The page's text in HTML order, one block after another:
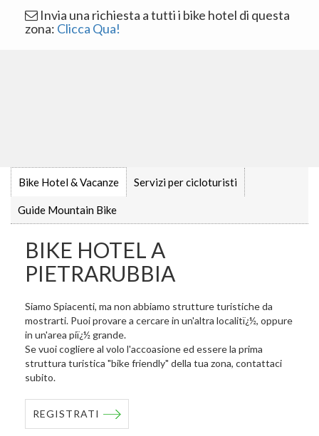
Invia una richiesta a tutti i bike hotel di questa
zona: Clicca Qua!
Bike Hotel & Vacanze Servizi per cicloturisti
Guide Mountain Bike
BIKE HOTEL A
PIETRARUBBIA
Siamo Spiacenti, ma non abbiamo strutture turistiche da
mostrarti. Puoi provare a cercare in un'altra localitï¿½, oppure
in un'area piï¿½ grande.
Se vuoi cogliere al volo l'accoasione ed essere la prima
struttura turistica "bike friendly" della tua zona, contattaci
subito.
REGISTRATI